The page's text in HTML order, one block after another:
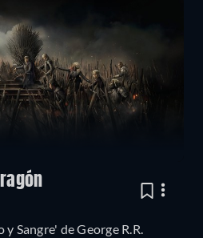
Sangre' de George R.R.